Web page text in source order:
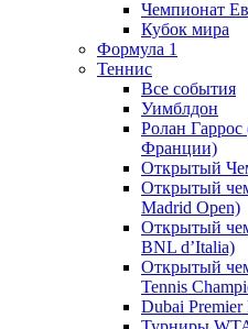
Чемпионат
Кубок мира
Формула 1
Теннис
Все события
Уимблдон
Ролан
Франции)
Открытый
Открытый
Madrid Open)
Открытый
BNL d’Italia)
Открытый
Tennis
Dubai Premier